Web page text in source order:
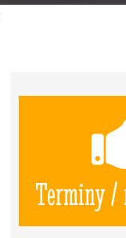
Terminy /